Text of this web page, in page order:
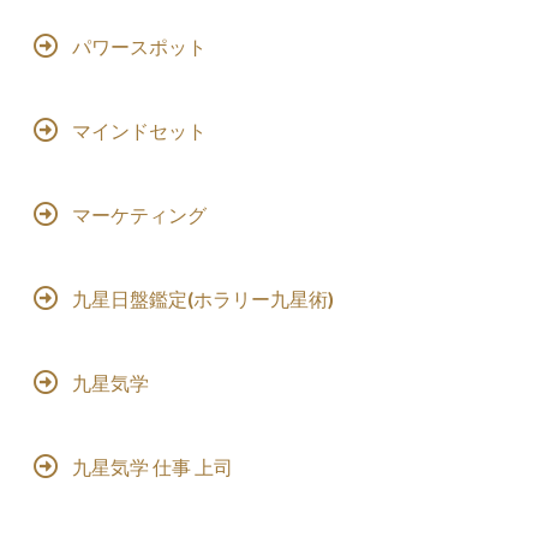
パワースポット
マインドセット
マーケティング
九星日盤鑑定(ホラリー九星術)
九星気学
九星気学 仕事 上司